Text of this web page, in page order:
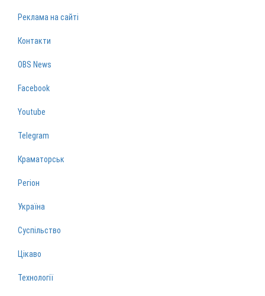
Реклама на сайті
Контакти
OBS News
Facebook
Youtube
Telegram
Краматорськ
Регіон
Україна
Суспільство
Цікаво
Технології